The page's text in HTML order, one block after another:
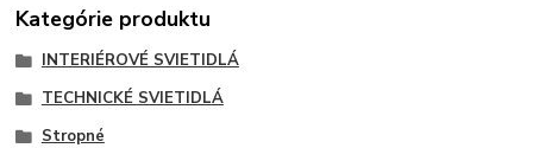
Kategórie produktu
INTERIÉROVÉ SVIETIDLÁ
TECHNICKÉ SVIETIDLÁ
Stropné